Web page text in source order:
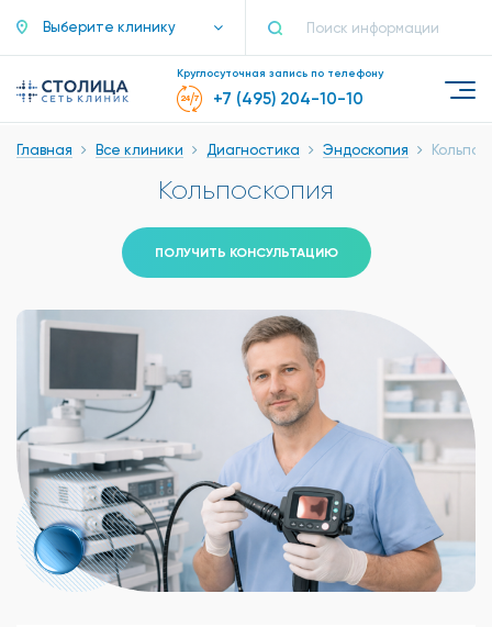
Выберите клинику
Круглосуточная запись по телефону
+7 (495) 204-10-10
Главная Все клиники Диагностика Эндоскопия
Кольпоскопия
ПОЛУЧИТЬ КОНСУЛЬТАЦИЮ